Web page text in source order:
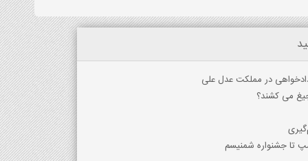
در مملکت عدل علی
می کشند؟
تا جشنواره شمنیسم